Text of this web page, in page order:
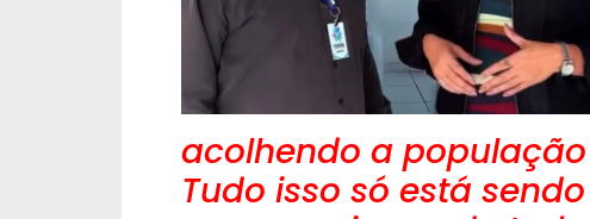
acolhendo a
Tudo isso só está